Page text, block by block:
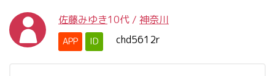
佐藤みゆき10代 / 神奈川
APP ID chd5612r